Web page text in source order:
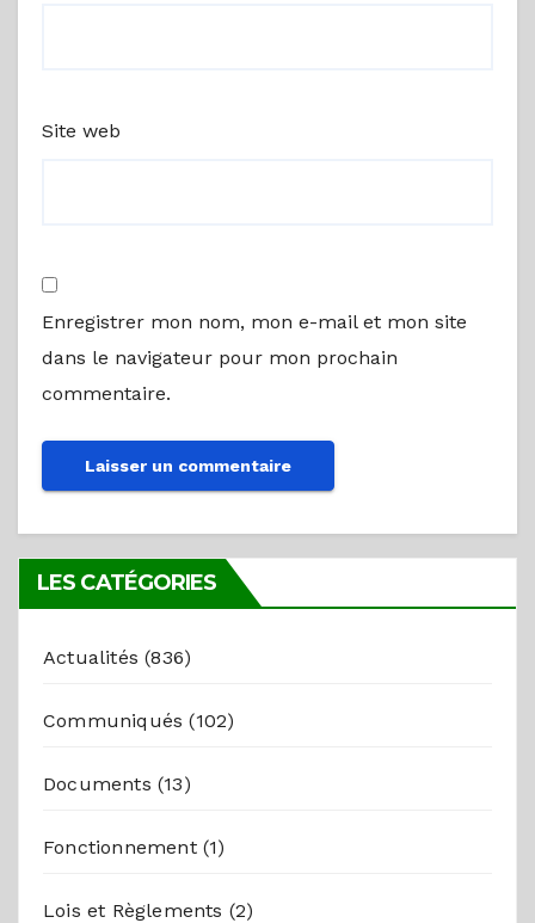
Site web
Enregistrer mon nom, mon e-mail et mon site
dans le navigateur pour mon prochain
commentaire.
LES CATÉGORIES
Actualités (836)
Communiqués (102)
Documents (13)
Fonctionnement(1)
Lois et Règlements (2)